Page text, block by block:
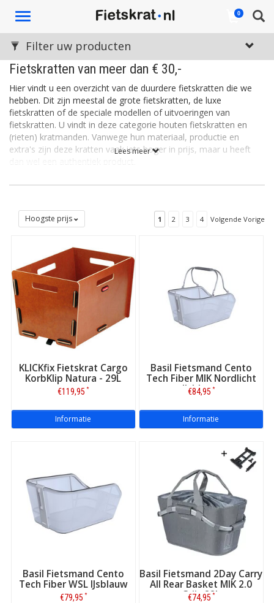
Toggle
0
Fietskratten van meer dan € 30,-
Hier vindt u een overzicht van de duurdere fietskratten die we
hebben. Dit zijn meestal de grote fietskratten, de luxe
fietskratten of de speciale modellen of uitvoeringen van
fietskratten. U vindt in deze categorie houten fietskratten en
(rieten) kratmanden. Vanwege hun materiaal, productie en
extra's zijn deze kratten vaak iets hoger in prijs, maar u heeft
Lees meer
Filter uw producten
Hoogste prijs 1 2 3 4 Volgende Vorige
KLICKfix Fietskrat Cargo
KorbKlip Natura - 29L
€119,95 *
Informatie
Basil Fietsmand Cento
Tech Fiber MIK Nordlicht
IJsblauw
€84,95 *
Informatie
Basil Fietsmand Cento
Tech Fiber WSL IJsblauw
€79,95 *
Basil Fietsmand 2Day Carry
All Rear Basket MIK 2.0
Grijs 22L
€74,95 *